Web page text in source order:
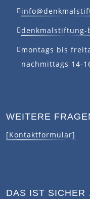
denkmalstiftung-
montags bis
nachmittags 14-
WEITERE
[Kontaktformular]
DAS IST SICHER